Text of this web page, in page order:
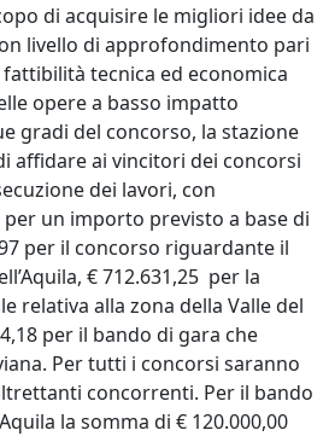
di acquisire le migliori idee da
livello di approfondimento pari
tecnica ed economica
opere a basso impatto
gradi del concorso, la stazione
affidare ai vincitori dei concorsi
dei lavori, con
un importo previsto a base di
per il concorso riguardante il
€ 712.631,25 per la
relativa alla zona della Valle del
per il bando di gara che
Per tutti i concorsi saranno
concorrenti. Per il bando
la somma di € 120.000,00